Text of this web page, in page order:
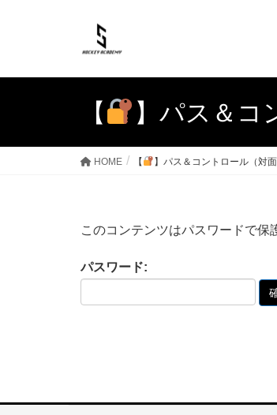
【 】パス＆コ
HOME 【 】パス＆コントロール（対面
このコンテンツはパスワードで保
パスワード: